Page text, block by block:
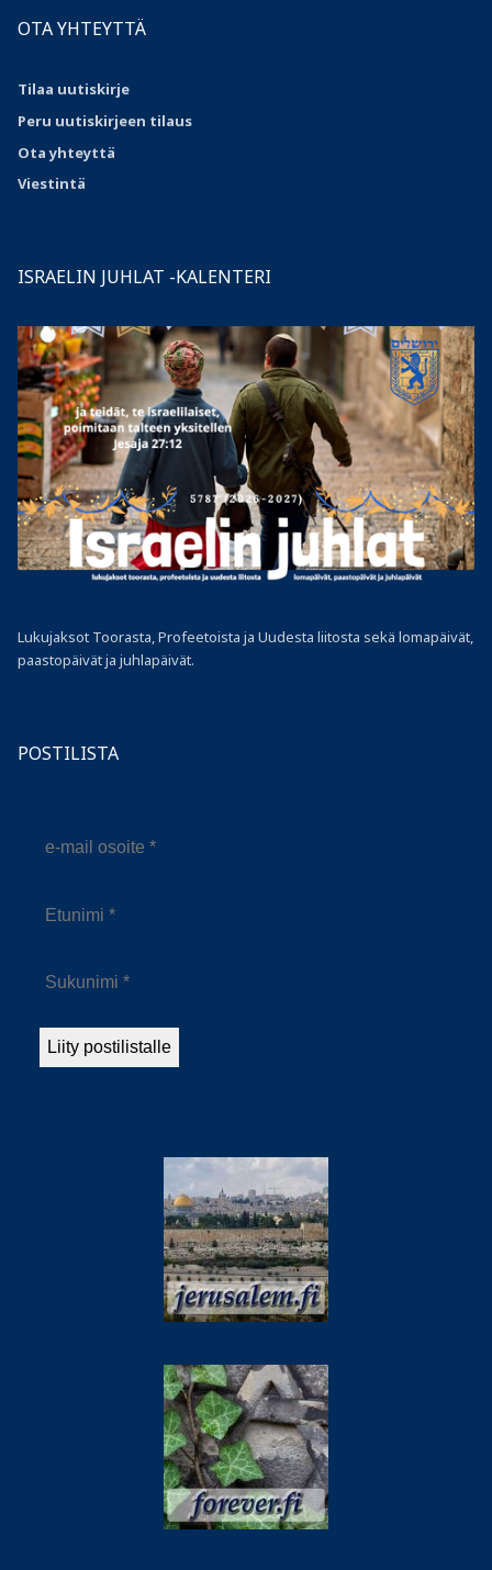
OTA YHTEYTTÄ
Tilaa uutiskirje
Peru uutiskirjeen tilaus
Otayhteyttä
Viestintä
ISRAELIN JUHLAT -KALENTERI
Lukujaksot Toorasta, Profeetoista ja Uudesta liitosta sekä lomapäivät,
paastopäivät ja juhlapäivät.
POSTILISTA